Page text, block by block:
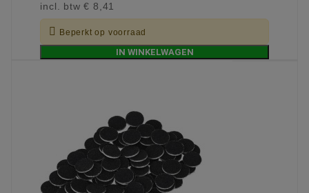
incl. btw€ 8,41
 Beperkt op voorraad
IN WINKELWAGEN